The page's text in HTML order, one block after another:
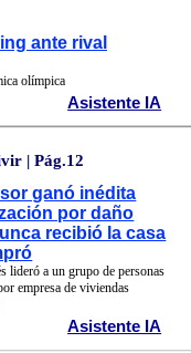
ante rival
olímpica
Asistente IA
| Pág.12
ganó inédita
por daño
recibió la casa
lideró a un grupo de personas
empresa de viviendas
Asistente IA